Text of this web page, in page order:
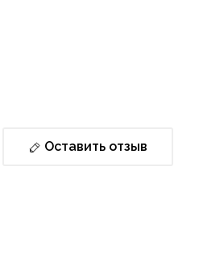
Оставить отзыв